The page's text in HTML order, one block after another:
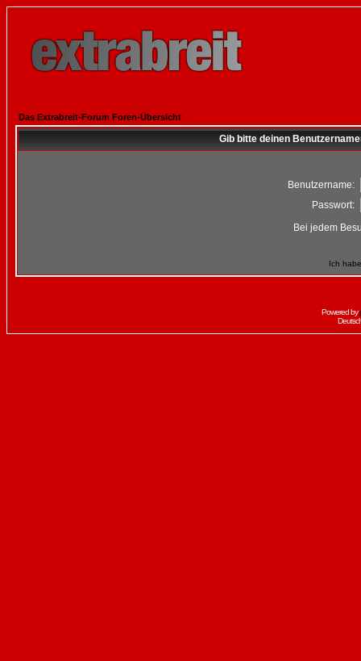
Das Extrabreit-Forum Foren-Übersicht
Gib bitte deinen
Benutzername:
Passwort:
Bei jedem
Ich
Powered by